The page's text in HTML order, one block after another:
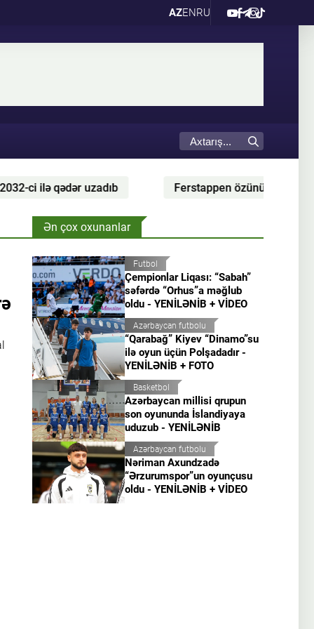
AZENRU
Ferstappen özünün muzeyini açmaq niyyətində
Ən çox oxunanlar
Futbol
Çempionlar Liqası: “Sabah”
səfərdə “Orhus”a məğlub
oldu - YENİLƏNİB + VİDEO
Azərbaycan futbolu
“Qarabağ” Kiyev “Dinamo”su
ilə oyun üçün Polşadadır -
YENİLƏNİB + FOTO
Basketbol
Azərbaycan millisi qrupun
son oyununda İslandiyaya
uduzub - YENİLƏNİB
Azərbaycan futbolu
Nəriman Axundzadə
“Ərzurumspor”un oyunçusu
oldu - YENİLƏNİB + VİDEO